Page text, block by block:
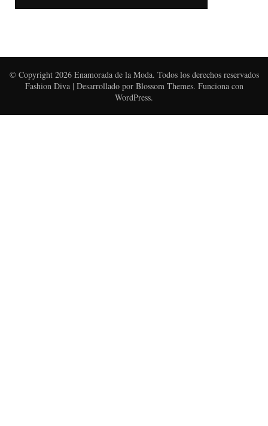
© Copyright 2026 Enamorada de la Moda. Todos los derechos reservados
Fashion Diva | Desarrollado por Blossom Themes. Funciona con
WordPress.